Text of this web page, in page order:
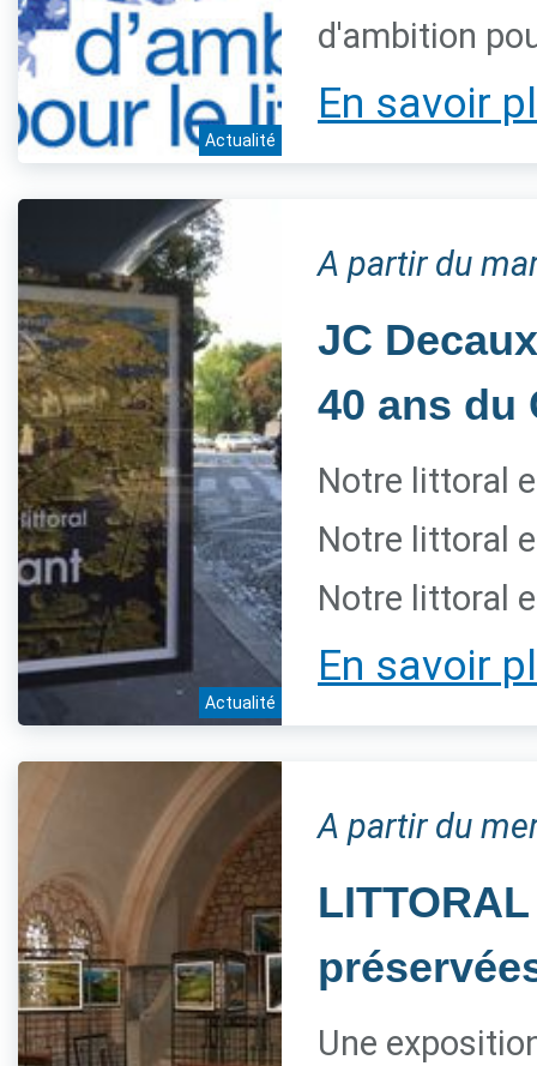
Actualité
d'ambition
En savoir
Actualité
A partir du
JC
40 ans du
Notre littoral
Notre littoral
Notre littoral
En savoir
A partir du
Une